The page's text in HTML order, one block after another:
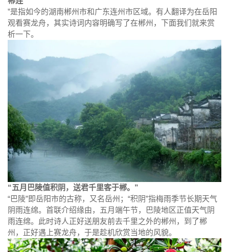
”是指如今的湖南郴州市和广东连州市区域。有人翻译为在岳阳
观看赛龙舟，其实诗词内容明确写了在郴州，下面我们就来赏
析一下。
“五月巴陵值积阴，送君千里客于郴。”
“巴陵”即岳阳市的古称，又名岳州；“积阴”指梅雨季节长期天气
阴雨连绵。首联介绍缘由，五月端午节，巴陵地区正值天气阴
雨连绵。此时诗人正好送朋友前去千里之外的郴州，到了郴
州，正好遇上赛龙舟，于是趁机欣赏当地的风貌。